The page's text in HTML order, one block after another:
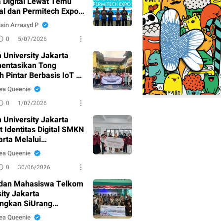
dan Permitech Expo
Arrasyd P
0 5/07/2026
University Jakarta
Tong
Pintar Berbasis IoT di
Al-Furqon
Queenie
0 1/07/2026
University Jakarta
Identitas Digital SMKN
Melalui
Website dan
Visual
Queenie
0 30/06/2026
Mahasiswa Telkom
Jakarta
SiUrang
untuk Percepat
Queenie